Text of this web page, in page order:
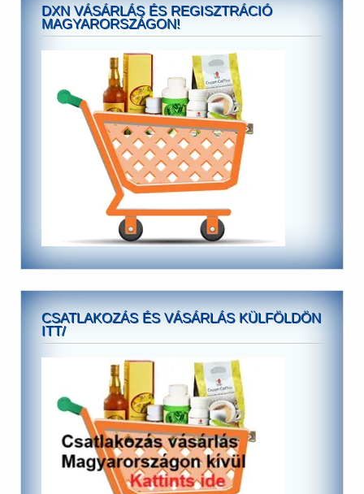
DXN VÁSÁRLÁS ÉS REGISZTRÁCIÓ
MAGYARORSZÁGON!
CSATLAKOZÁS ÉS VÁSÁRLÁS KÜLFÖLDÖN
ITT/